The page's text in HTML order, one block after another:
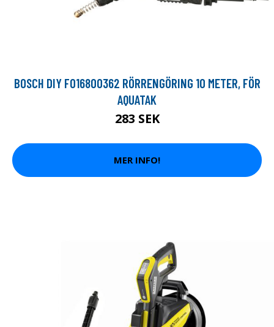
BOSCH DIY F016800362 RÖRRENGÖRING 10 METER, FÖR
AQUATAK
283 SEK
MER INFO!